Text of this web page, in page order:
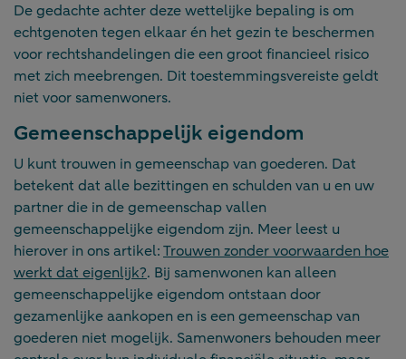
De gedachte achter deze wettelijke bepaling is om
echtgenoten tegen elkaar én het gezin te beschermen
voor rechtshandelingen die een groot financieel risico
met zich meebrengen. Dit toestemmingsvereiste geldt
niet voor samenwoners.
Gemeenschappelijk eigendom
U kunt trouwen in gemeenschap van goederen. Dat
betekent dat alle bezittingen en schulden van u en uw
partner die in de gemeenschap vallen
gemeenschappelijke eigendom zijn. Meer leest u
hierover in ons artikel:Trouwen zonder voorwaarden hoe
werkt dat eigenlijk?. Bij samenwonen kan alleen
gemeenschappelijke eigendom ontstaan door
gezamenlijke aankopen en is een gemeenschap van
goederen niet mogelijk. Samenwoners behouden meer